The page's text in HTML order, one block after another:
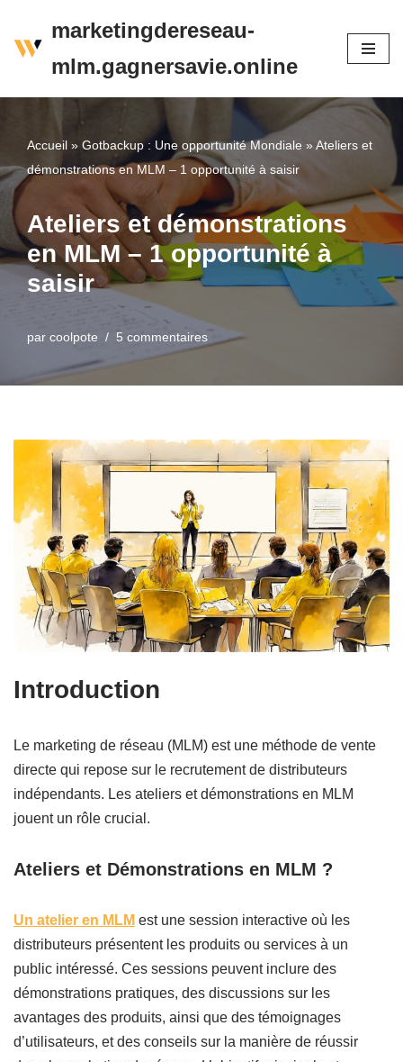
Aller
contenu
marketingdereseau-
mlm.gagnersavie.online
Accueil » Gotbackup : Une opportunité Mondiale »Ateliers et
démonstrations en MLM – 1 opportunité à saisir
Ateliers et démonstrations
en MLM – 1 opportunité à
saisir
par coolpote 5 commentaires
Introduction
Le marketing de réseau (MLM) est une méthode de vente
directe qui repose sur le recrutement de distributeurs
indépendants. Les ateliers et démonstrations en MLM
jouent un rôle crucial.
Ateliers et Démonstrations en MLM ?
Un atelier en MLM est une session interactive où les
distributeurs présentent les produits ou services à un
public intéressé. Ces sessions peuvent inclure des
démonstrations pratiques, des discussions sur les
avantages des produits, ainsi que des témoignages
d’utilisateurs, et des conseils sur la manière de réussir